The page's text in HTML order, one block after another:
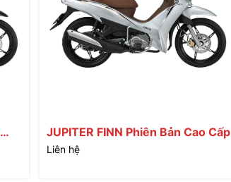
JUPITER FINN Phiên Bản Cao Cấp
Liên hệ